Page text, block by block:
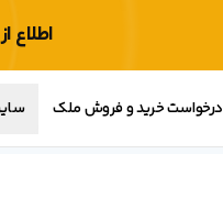
درخواست خرید و فروش ملک